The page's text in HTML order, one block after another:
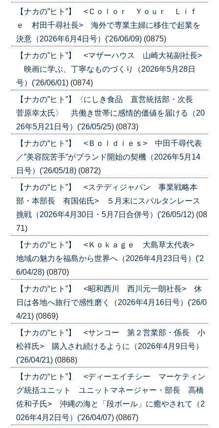
【ナカの”ヒト”】 <Ｃｏｌｏｒ Ｙｏｕｒ Ｌｉｆ
ｅ 村田千尋社長> 海外で専業主婦に移住で起業を
決意（2026年6月4日号）('26/06/09) (0875)
【ナカの”ヒト”】 <マザーハウス 山崎大祐副社長>
映画に学ぶ、丁寧なものづくり（2026年5月28日
号）('26/06/01) (0874)
【ナカの”ヒト”】〈にしき食品 直営統括部・次長
菅原幸太氏〉 共働き世帯に感情的価値を届ける（20
26年5月21日号）('26/05/25) (0873)
【ナカの“ヒト”】 <Ｂｏｌｄｉｅｓ> 中田千尋代表
／”美容院苦手”がブランド開始の契機（2026年5月14
日号）('26/05/18) (0872)
【ナカの“ヒト”】 <ステディジャパン 事業戦略本
部・本部長 有国佑氏> ５月末にスパルタンレース
挑戦（2026年4月30日・5月7日合併号）('26/05/12) (08
71)
【ナカの“ヒト”】 <Ｋｏｋａｇｅ 大島草太代表>
地域の魅力を福島から世界へ（2026年4月23日号）('2
6/04/28) (0870)
【ナカの“ヒト”】 <昭和西川 西川元一朗社長> 休
日は各地へ旅行で感性磨く（2026年4月16日号）('26/0
4/21) (0869)
【ナカの“ヒト”】 <サンコー 第２営業部・係長 小
松祥氏> 購入され続けるように（2026年4月9日号）
('26/04/21) (0868)
【ナカの“ヒト”】 <ディーエイチシー マーケティン
グ統括ユニット ユニットマネージャー・部長 高橋
佐和子氏> 沖縄の海と「段ボール」に癒やされて（2
026年4月2日号）('26/04/07) (0867)